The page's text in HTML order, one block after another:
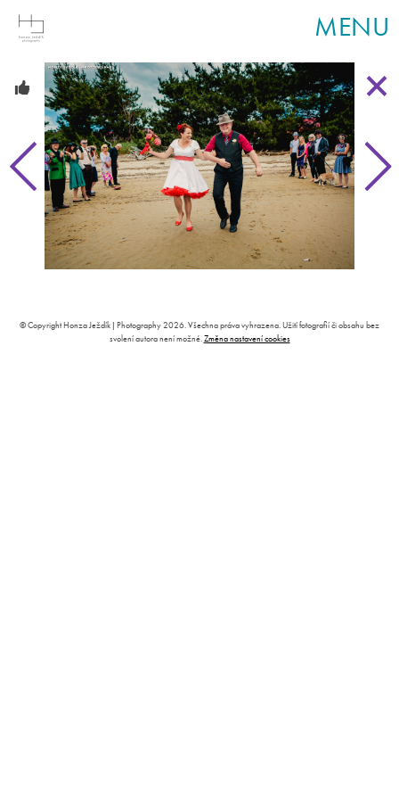
MENU
© Copyright Honza Ježdík | Photography 2026. Všechna práva vyhrazena. Užití fotografií či obsahu bez
svolení autora není možné.Změna nastavení cookies